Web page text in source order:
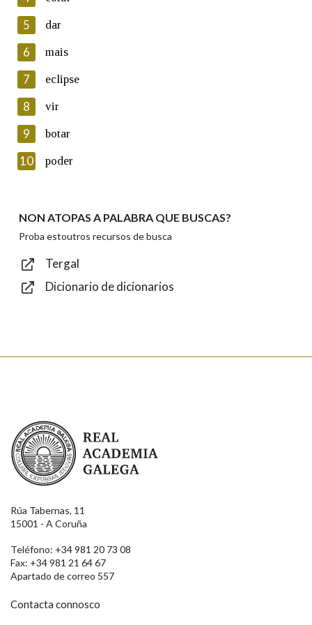
Lin e acepto as condicións da política de
Introduce o código que aparece na imaxe:
Texto de verificación
Enviar
5 dar
6 mais
7 eclipse
8 vir
9 botar
10 poder
NON ATOPAS A PALABRA QUE BUSCAS?
Proba estoutros recursos de busca
Tergal
Dicionario de dicionarios
Real Academia Galega
Rúa Tabernas, 11
15001 - A Coruña
Teléfono: +34 981 20 73 08
Fax: +34 981 21 64 67
Apartado de correo 557
Contacta connosco